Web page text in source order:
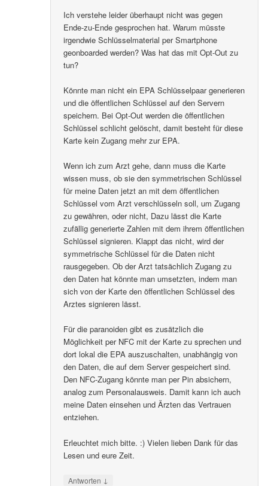
Ich verstehe leider überhaupt nicht was gegen
Ende-zu-Ende gesprochen hat. Warum müsste
irgendwie Schlüsselmaterial per Smartphone
geonboarded werden? Was hat das mit Opt-Out zu
tun?
Könnte man nicht ein EPA Schlüsselpaar generieren
und die öffentlichen Schlüssel auf den Servern
speichern. Bei Opt-Out werden die öffentlichen
Schlüssel schlicht gelöscht, damit besteht für diese
Karte kein Zugang mehr zur EPA.
Wenn ich zum Arzt gehe, dann muss die Karte
wissen muss, ob sie den symmetrischen Schlüssel
für meine Daten jetzt an mit dem öffentlichen
Schlüssel vom Arzt verschlüsseln soll, um Zugang
zu gewähren, oder nicht, Dazu lässt die Karte
zufällig generierte Zahlen mit dem ihrem öffentlichen
Schlüssel signieren. Klappt das nicht, wird der
symmetrische Schlüssel für die Daten nicht
rausgegeben. Ob der Arzt tatsächlich Zugang zu
den Daten hat könnte man umsetzten, indem man
sich von der Karte den öffentlichen Schlüssel des
Arztes signieren lässt.
Für die paranoiden gibt es zusätzlich die
Möglichkeit per NFC mit der Karte zu sprechen und
dort lokal die EPA auszuschalten, unabhängig von
den Daten, die auf dem Server gespeichert sind.
Den NFC-Zugang könnte man per Pin absichern,
analog zum Personalausweis. Damit kann ich auch
meine Daten einsehen und Ärzten das Vertrauen
entziehen.
Erleuchtet mich bitte. :) Vielen lieben Dank für das
Lesen und eure Zeit.
Antworten ↓